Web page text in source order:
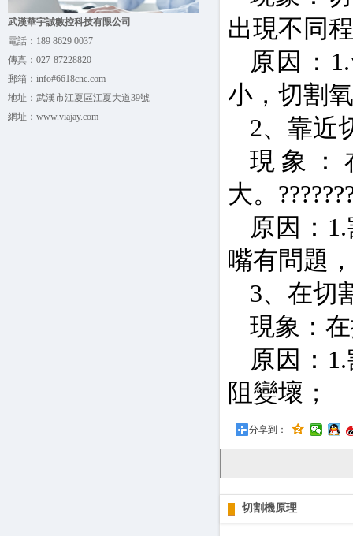
武漢華宇誠數控科技有限公司
電話： 189 8629 0037
傳真： 027-87228820
郵箱： info#6618cnc.com
地址： 武漢市江夏區江夏大道39號
網址： www.viajay.com
出現不同
原因：
小，切割
2、靠近
現象：
大。
原因：
嘴有問題
3、在切
現象：
原因：
阻變壞；
分享到：
切割機原理